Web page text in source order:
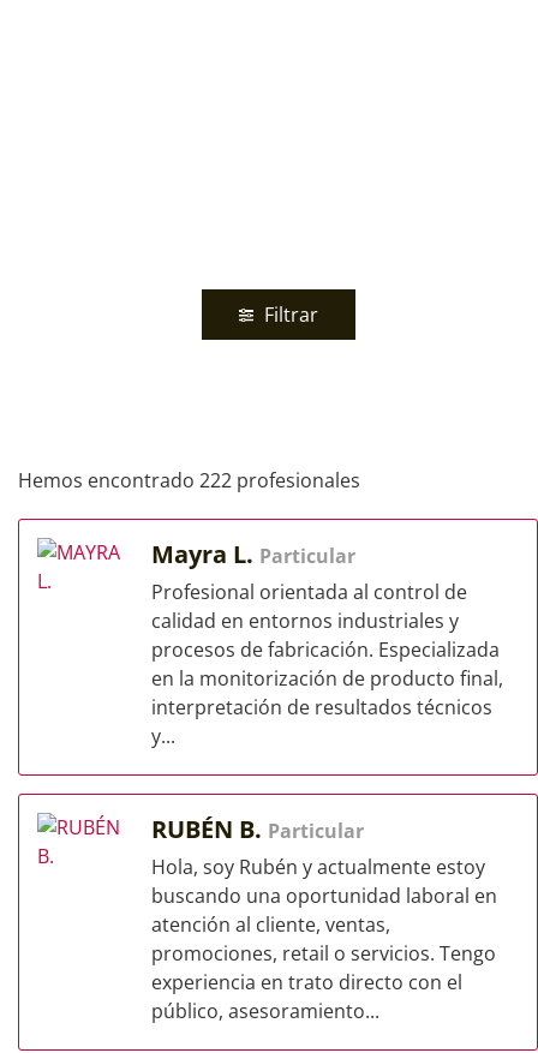
Filtrar
Hemos encontrado 222 profesionales
Mayra L. Particular
Profesional orientada al control de
calidad en entornos industriales y
procesos de fabricación. Especializada
en la monitorización de producto final,
interpretación de resultados técnicos
y...
RUBÉN B. Particular
Hola, soy Rubén y actualmente estoy
buscando una oportunidad laboral en
atención al cliente, ventas,
promociones, retail o servicios. Tengo
experiencia en trato directo con el
público, asesoramiento...